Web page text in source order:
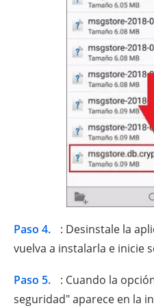
Paso 4.
: Desinstale la
vuelva a instalarla e inicie
Paso 5.
: Cuando la
seguridad" aparece en la